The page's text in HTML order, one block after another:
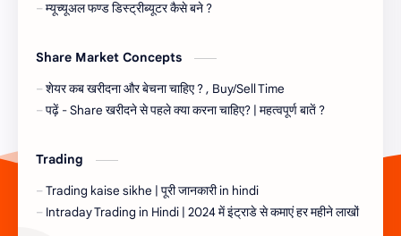
म्यूच्यूअल फण्ड डिस्ट्रीब्यूटर कैसे बने ?
Share Market Concepts
शेयर कब खरीदना और बेचना चाहिए ? , Buy/Sell Time
पढ़ें - Share खरीदने से पहले क्या करना चाहिए? | महत्वपूर्ण बातें ?
Trading
Trading kaise sikhe | पूरी जानकारी in hindi
Intraday Trading in Hindi | 2024 में इंट्राडे से कमाएं हर महीने लाखों